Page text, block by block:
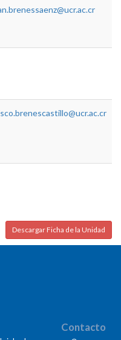
Descargar Ficha de la Unidad
Contacto